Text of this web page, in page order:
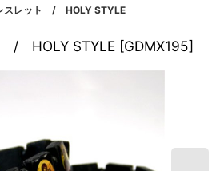
スレット / HOLY STYLE
/ HOLY STYLE [GDMX195]